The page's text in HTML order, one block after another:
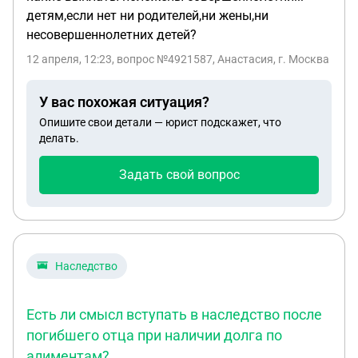
ни должности,ни роты, ни номера жетона.
Отправляла всё она, меня держала в,курсе, а
потом пошла лазить по банкам и предъявлять
разрешил,это наш бюджет. И после этого она
виделась на меня из-за чужих денег,к которым
она не имеет отношения. Скажите пожалуйста,
что делать в такой ситуации, она пыталась
прочитать нашу личную переписку и как вообще
прижать ей хвост,чтобы не лазила своим носом
детям,если нет ни родителей,ни жены,ни
несовершеннолетних детей?
12 апреля, 12:23, вопрос №4921587, Анастасия, г. Москва
У вас похожая ситуация?
Опишите свои детали — юрист подскажет, что
делать.
Задать свой вопрос
Наследство
Есть ли смысл вступать в наследство после
погибшего отца при наличии долга по